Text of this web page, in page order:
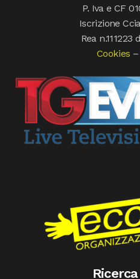
P. Iva e CF
Iscrizione
Rea
Cookies –